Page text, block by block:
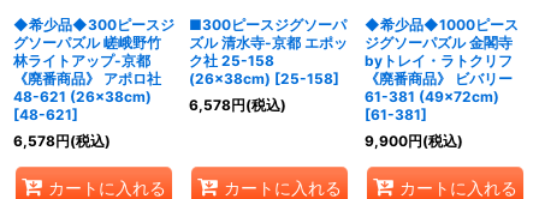
◆希少品◆300ピースジ
グソーパズル 嵯峨野竹
林ライトアップ-京都
《廃番商品》 アポロ社
48-621 (26×38cm)
[48-621]
6,578円(税込)
カートに入れる
■300ピースジグソーパ
ズル 清水寺-京都 エポッ
ク社 25-158
(26×38cm) [25-158]
6,578円(税込)
カートに入れる
◆希少品◆1000ピース
ジグソーパズル 金閣寺
byトレイ・ラトクリフ
《廃番商品》 ビバリー
61-381 (49×72cm)
[61-381]
9,900円(税込)
カートに入れる